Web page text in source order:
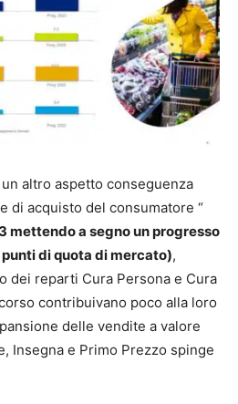
un altro aspetto conseguenza
di acquisto del consumatore “
mettendo a segno un progresso
di quota di mercato),
dei reparti Cura Persona e Cura
contribuivano poco alla loro
delle vendite a valore
Insegna e Primo Prezzo spinge